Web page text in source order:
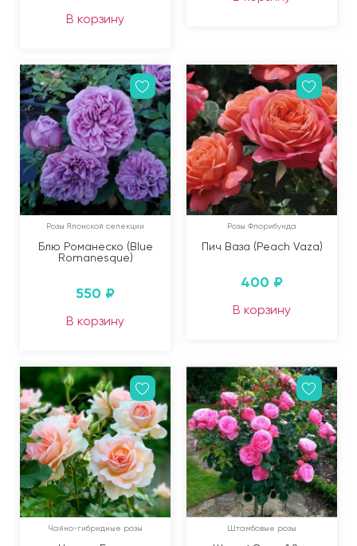
В корзину
Розы Японской селекции
Блю Романеско (Blue
Romanesque)
550 ₽
В корзину
Розы Флорибунда
Пич Ваза (Peach Vaza)
400 ₽
В корзину
Чайно-гибридные розы Штамбовые розы